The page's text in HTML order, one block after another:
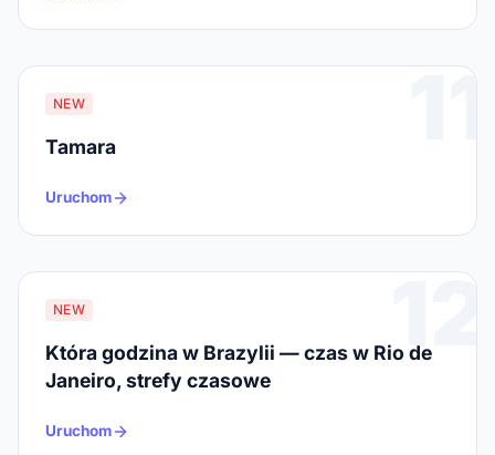
11
NEW
Tamara
Uruchom
12
NEW
Która godzina w Brazylii — czas w Rio de
Janeiro, strefy czasowe
Uruchom